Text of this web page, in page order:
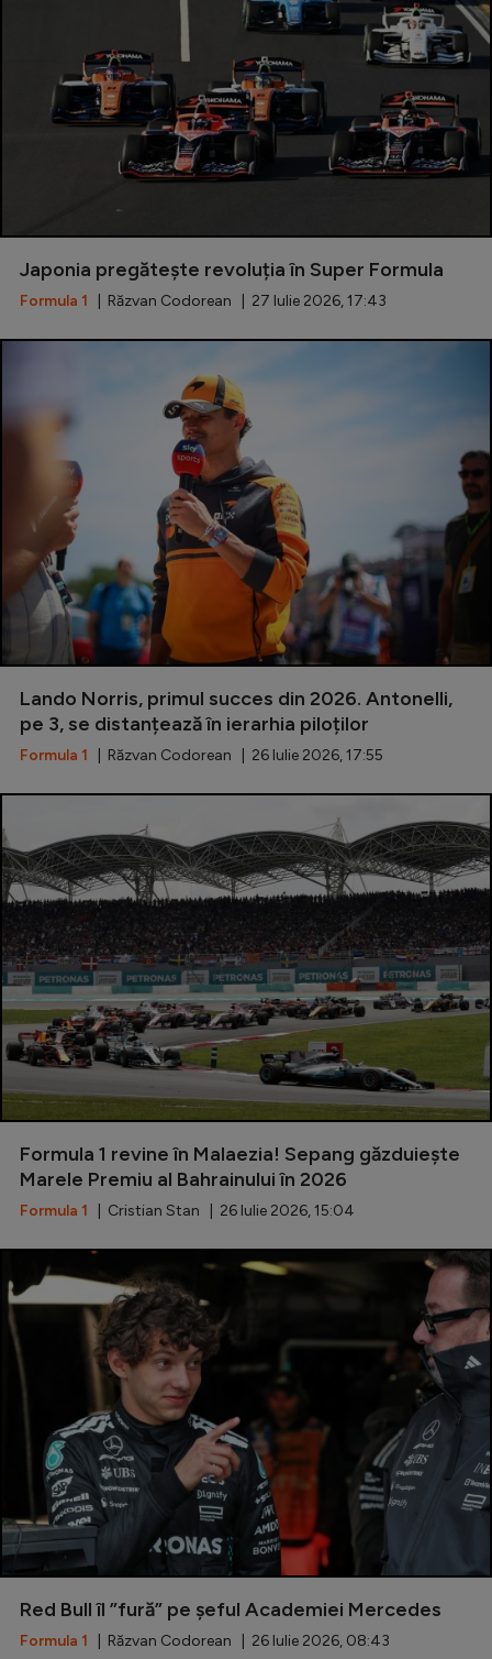
Japonia pregătește revoluția în Super Formula
Formula 1 | Răzvan Codorean | 27 Iulie 2026, 17:43
Lando Norris, primul succes din 2026. Antonelli,
pe 3, se distanțează în ierarhia piloților
Formula 1 | Răzvan Codorean | 26 Iulie 2026, 17:55
Formula 1 revine în Malaezia! Sepang găzduiește
Marele Premiu al Bahrainului în 2026
Formula 1 | Cristian Stan | 26 Iulie 2026, 15:04
Red Bull îl ”fură” pe șeful Academiei Mercedes
Formula 1 | Răzvan Codorean | 26 Iulie 2026, 08:43